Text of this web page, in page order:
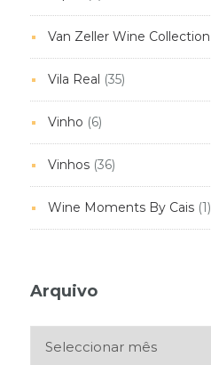
Van Zeller Wine Collection
Vila Real (35)
Vinho (6)
Vinhos(36)
Wine Moments By Cais(1)
Arquivo